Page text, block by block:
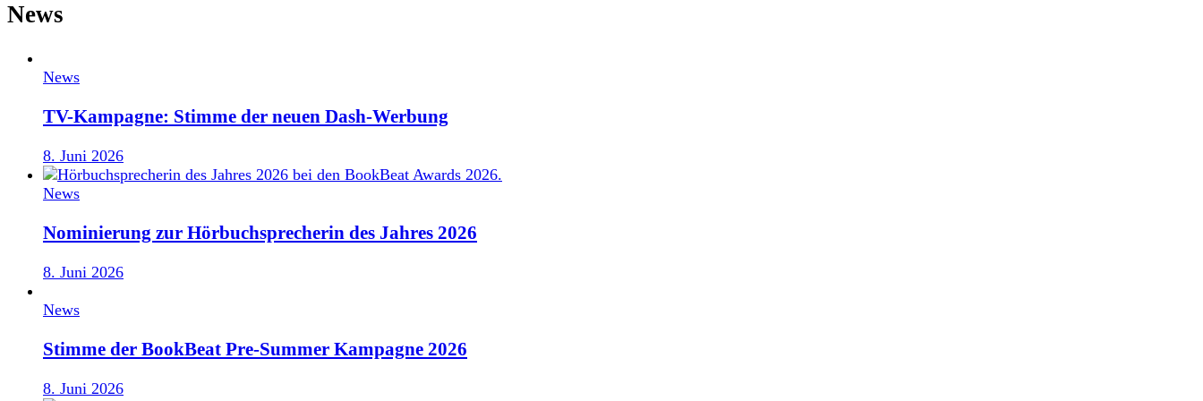
News
News
TV-Kampagne: Stimme der neuen Dash-Werbung
8. Juni 2026
News
Nominierung zur Hörbuchsprecherin des Jahres 2026
8. Juni 2026
News
Stimme der BookBeat Pre-Summer Kampagne 2026
8. Juni 2026